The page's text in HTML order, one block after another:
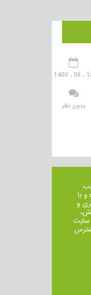
1400
بدون نظر
با
و
سایت